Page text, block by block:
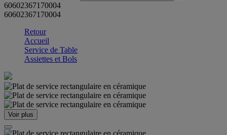
60602367170004
60602367170004
Retour
Accueil
Service de Table
Assiettes et Bols
Voir plus